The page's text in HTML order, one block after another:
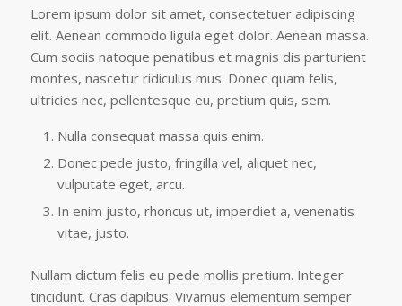
Lorem ipsum dolor sit amet, consectetuer adipiscing
elit. Aenean commodo ligula eget dolor. Aenean massa.
Cum sociis natoque penatibus et magnis dis parturient
montes, nascetur ridiculus mus. Donec quam felis,
ultricies nec, pellentesque eu, pretium quis, sem.
Nulla consequat massa quis enim.
Donec pede justo, fringilla vel, aliquet nec,
vulputate eget, arcu.
In enim justo, rhoncus ut, imperdiet a, venenatis
vitae, justo.
Nullam dictum felis eu pede mollis pretium. Integer
tincidunt. Cras dapibus. Vivamus elementum semper